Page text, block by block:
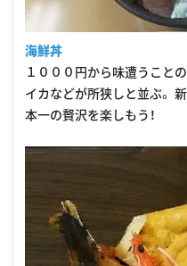
海鮮丼
１０００円から味遭うこと
イカなどが所狭しと並ぶ。
本一の贅沢を楽しもう！